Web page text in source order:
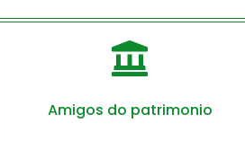

Amigos do patrimonio